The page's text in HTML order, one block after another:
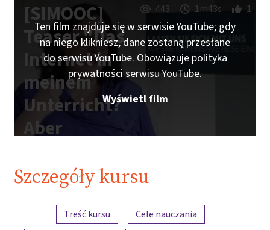
[SIMOOC]
Teaser "Das
Internet in
meinem
Unterricht?
Aber
443 1m43s 1
Ten film znajduje się w serwisie YouTube; gdy
na niego klikniesz, dane zostaną przesłane
do serwisu YouTube. Obowiązuje polityka
prywatności serwisu YouTube.
Wyświetl film
Szczegóły kursu
Przegląd treściTreść kursu
Cele nauczania